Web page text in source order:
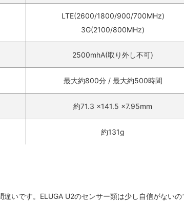
LTE(2600/1800/900/700MHz)
3G(2100/800MHz)
2500mhA(取り外し不可)
最大約800分 / 最大約500時間
約71.3 ×141.5 ×7.95mm
約131g
いです。ELUGA U2のセンサー類は少し自信がないの